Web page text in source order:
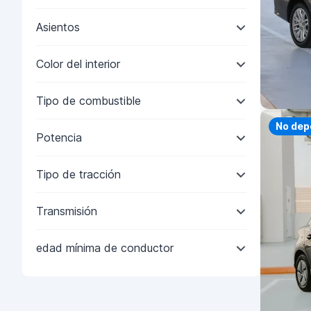
Asientos
Color del interior
Tipo de combustible
Potencia
Tipo de tracción
Transmisión
edad mínima de conductor
No